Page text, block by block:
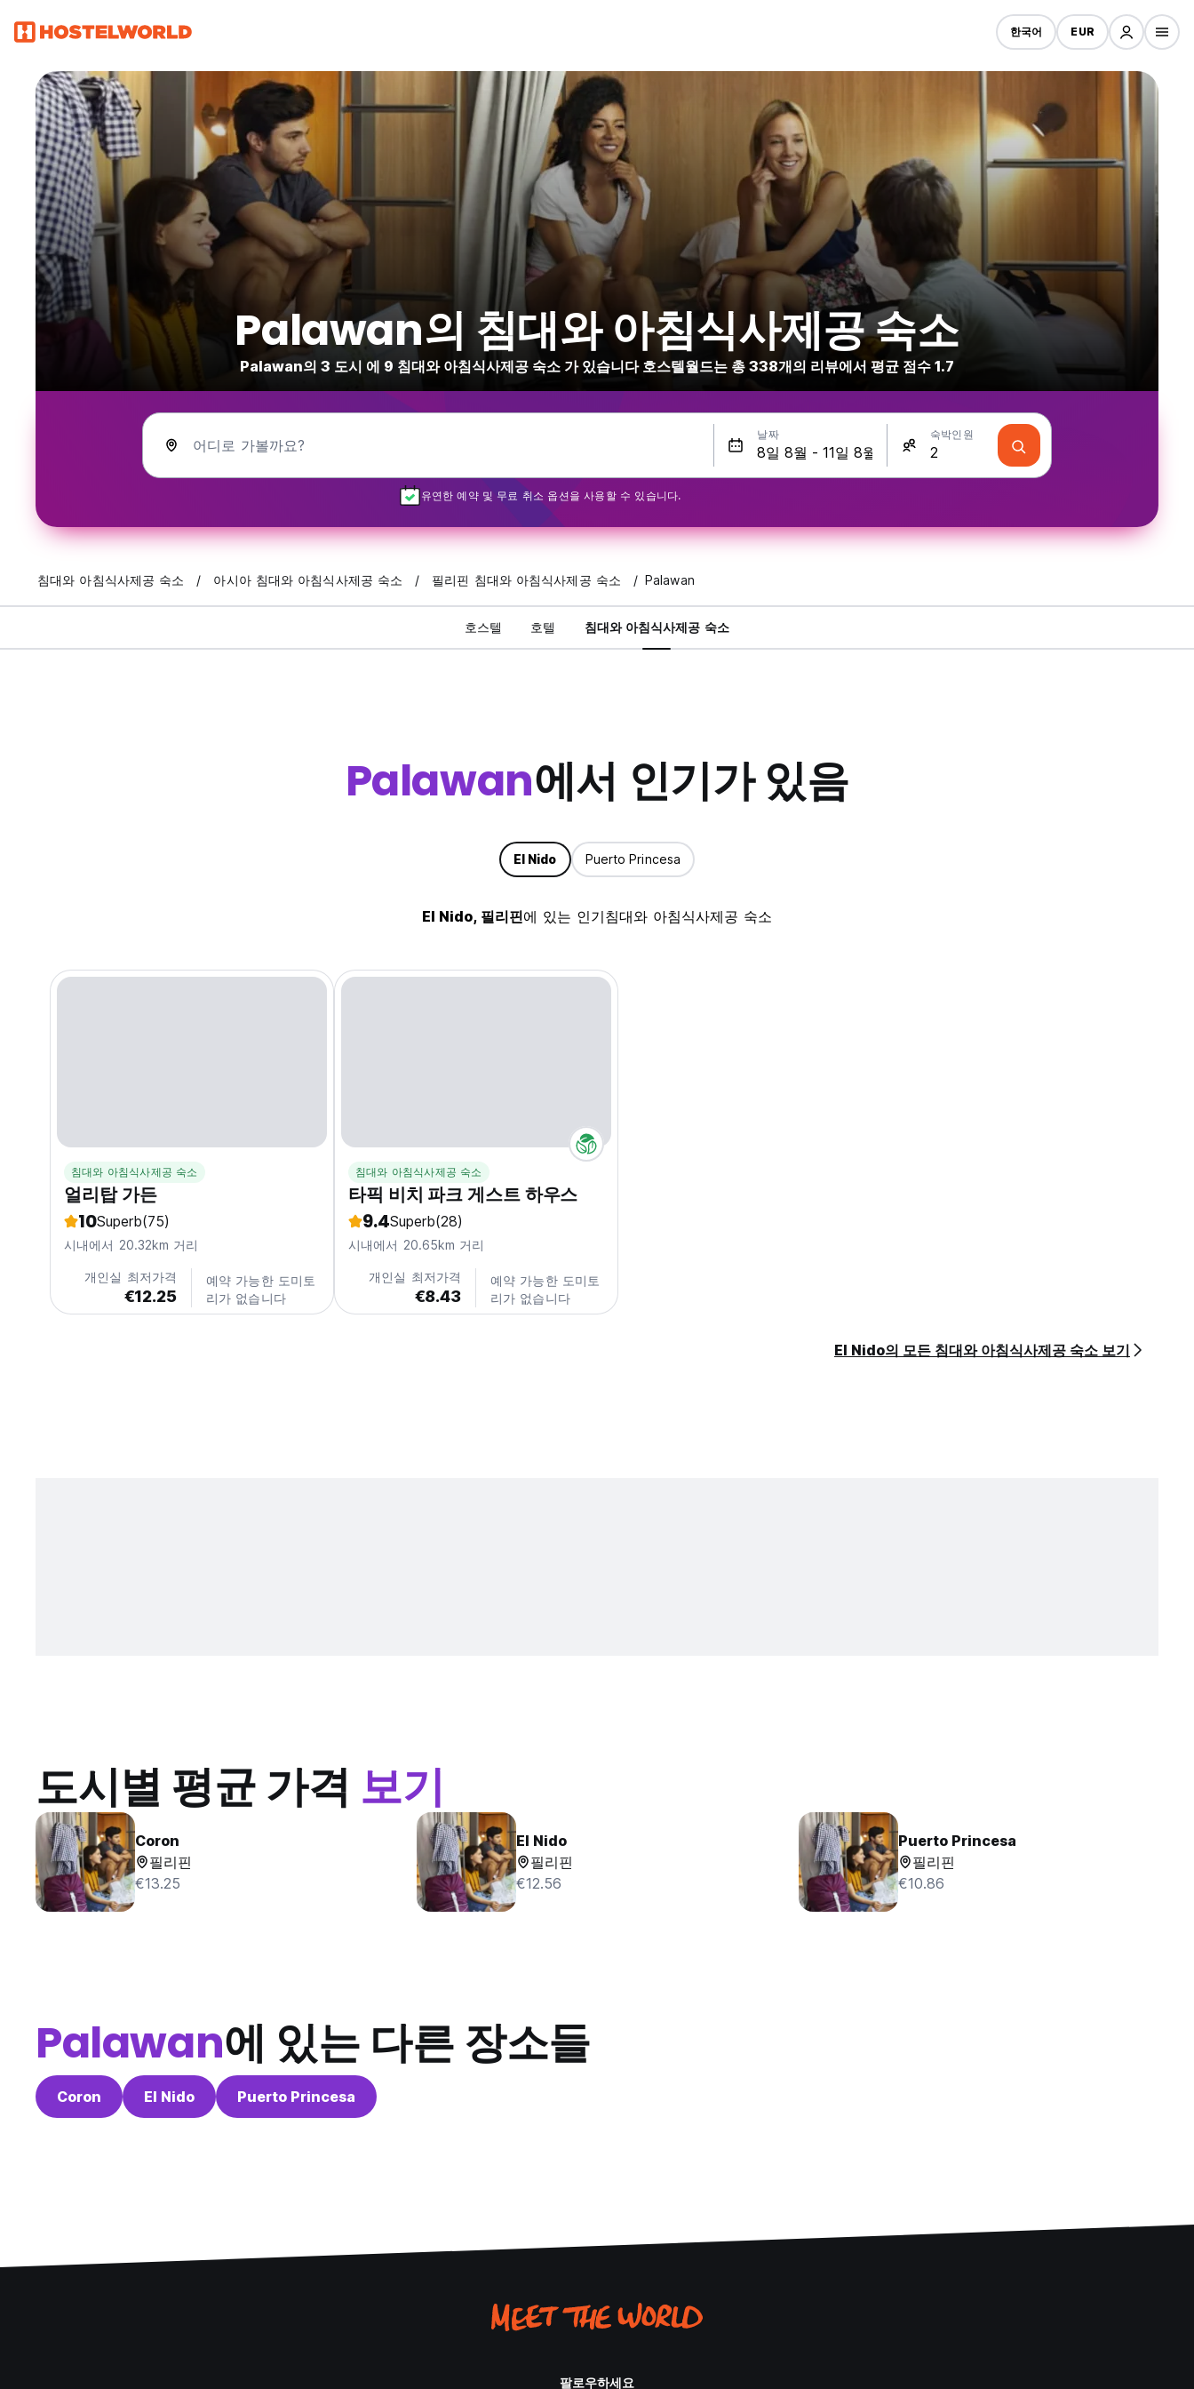
한국어 EUR
Palawan의 침대와 아침식사제공 숙소
Palawan의 3 도시 에 9 침대와 아침식사제공 숙소 가 있습니다 호스텔월드는 총 338개의 리뷰에서 평균 점수 1.7
어디로 가볼까요?
날짜 숙박인원
유연한 예약 및 무료 취소 옵션을 사용할 수 있습니다.
침대와 아침식사제공 숙소 아시아 침대와 아침식사제공 숙소 필리핀 침대와 아침식사제공 숙소 Palawan
호스텔 호텔 침대와 아침식사제공 숙소
Palawan에서 인기가 있음
El Nido Puerto Princesa
El Nido, 필리핀에 있는 인기침대와 아침식사제공 숙소
침대와 아침식사제공 숙소
얼리탑 가든
10Superb(75)
시내에서 20.32km 거리
개인실 최저가격
€12.25
예약 가능한 도미토
리가 없습니다
침대와 아침식사제공 숙소
타픽 비치 파크 게스트 하우스
9.4Superb(28)
시내에서 20.65km 거리
개인실 최저가격
€8.43
예약 가능한 도미토
리가 없습니다
El Nido의 모든 침대와 아침식사제공 숙소 보기
도시별 평균 가격 보기
Coron
필리핀
€13.25
El Nido
필리핀
€12.56
Puerto Princesa
필리핀
€10.86
Palawan에 있는 다른 장소들
Coron El Nido Puerto Princesa
팔로우하세요